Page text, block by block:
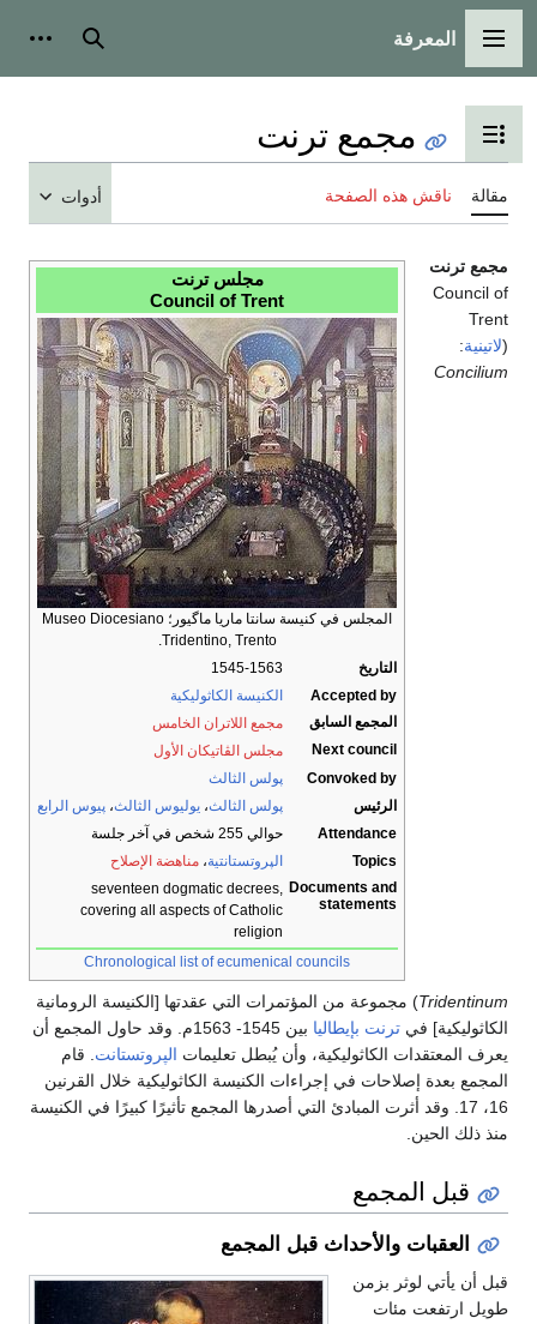
القائمة الرئيسية
المعرفة بحث
تبديل عرض جدول المحتويات
مجمع ترنت
مقالة ناقش هذه الصفحة أدوات
مجلس ترنت
Council of Trent
المجلس في كنيسة سانتا ماريا ماگيور؛ Museo Diocesiano
Tridentino, Trento.
التاريخ
1545-1563
Accepted by
الكنيسة الكاثوليكية
المجمع السابق
مجمع اللاتران الخامس
Next council
مجلس الڤاتيكان الأول
Convoked by
پولس الثالث
الرئيس
پولس الثالث، يوليوس الثالث، پيوس الرابع
Attendance
حوالي 255 شخص في آخر جلسة
Topics
الپروتستانتية، مناهضة الإصلاح
Documents and
statements
seventeen dogmatic decrees,
covering all aspects of Catholic
religion
Chronological list of ecumenical councils
مجمع ترنت
Council of
Trent
(لاتينية:
Concilium
Tridentinum) مجموعة من المؤتمرات التي عقدتها [الكنيسة الرومانية
الكاثوليكية] في ترنت بإيطاليا
بين 1545- 1563م. وقد حاول المجمع أن
يعرف المعتقدات الكاثوليكية، وأن يُبطل تعليمات الپروتستانت. قام
المجمع بعدة إصلاحات في إجراءات الكنيسة الكاثوليكية خلال القرنين
16، 17. وقد أثرت المبادئ التي أصدرها المجمع تأثيرًا كبيرًا في الكنيسة
منذ ذلك الحين.
قبل المجمع
العقبات والأحداث قبل المجمع
قبل أن يأتي لوثر بزمن
طويل ارتفعت مئات